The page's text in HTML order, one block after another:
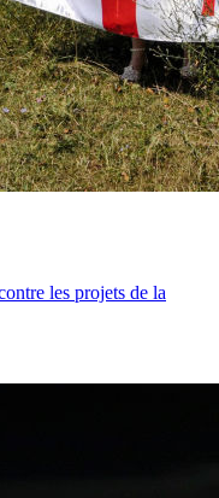
les projets de la